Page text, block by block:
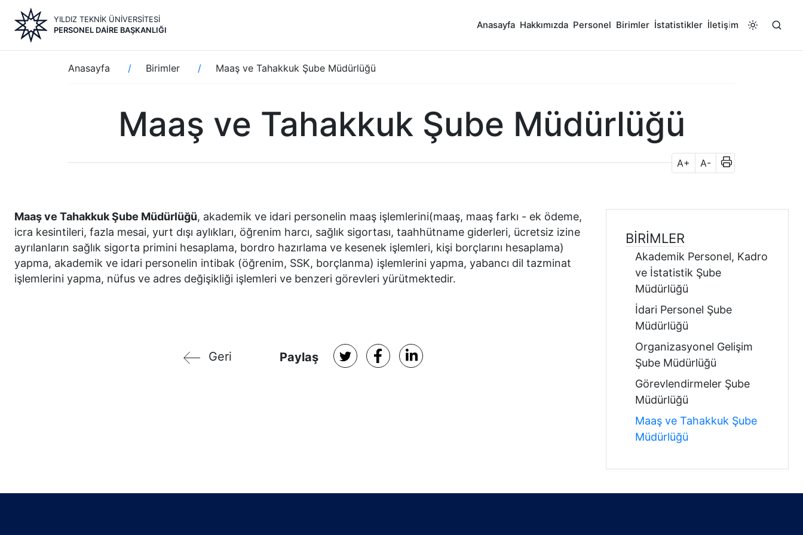
içeriğe
YILDIZ TEKNİK ÜNİVERSİTESİ
PERSONEL DAIRE BAŞKANLIĞI
Anasayfa Hakkımızda Personel Birimler İstatistikler İletişim
Sayfa
yolu
Anasayfa Birimler Maaş ve Tahakkuk Şube Müdürlüğü
Maaş ve Tahakkuk Şube Müdürlüğü
A+ A-
Maaş ve Tahakkuk Şube Müdürlüğü, akademik ve idari personelin maaş işlemlerini(maaş, maaş farkı - ek ödeme,
icra kesintileri, fazla mesai, yurt dışı aylıkları, öğrenim harcı, sağlık sigortası, taahhütname giderleri, ücretsiz izine
ayrılanların sağlık sigorta primini hesaplama, bordro hazırlama ve kesenek işlemleri, kişi borçlarını hesaplama)
yapma, akademik ve idari personelin intibak (öğrenim, SSK, borçlanma) işlemlerini yapma, yabancı dil tazminat
işlemlerini yapma, nüfus ve adres değişikliği işlemleri ve benzeri görevleri yürütmektedir.
Geri Paylaş
BIRIMLER
Akademik Personel, Kadro
ve İstatistik Şube
Müdürlüğü
İdari Personel Şube
Müdürlüğü
Organizasyonel Gelişim
Şube Müdürlüğü
Görevlendirmeler Şube
Müdürlüğü
Maaş ve Tahakkuk Şube
Müdürlüğü